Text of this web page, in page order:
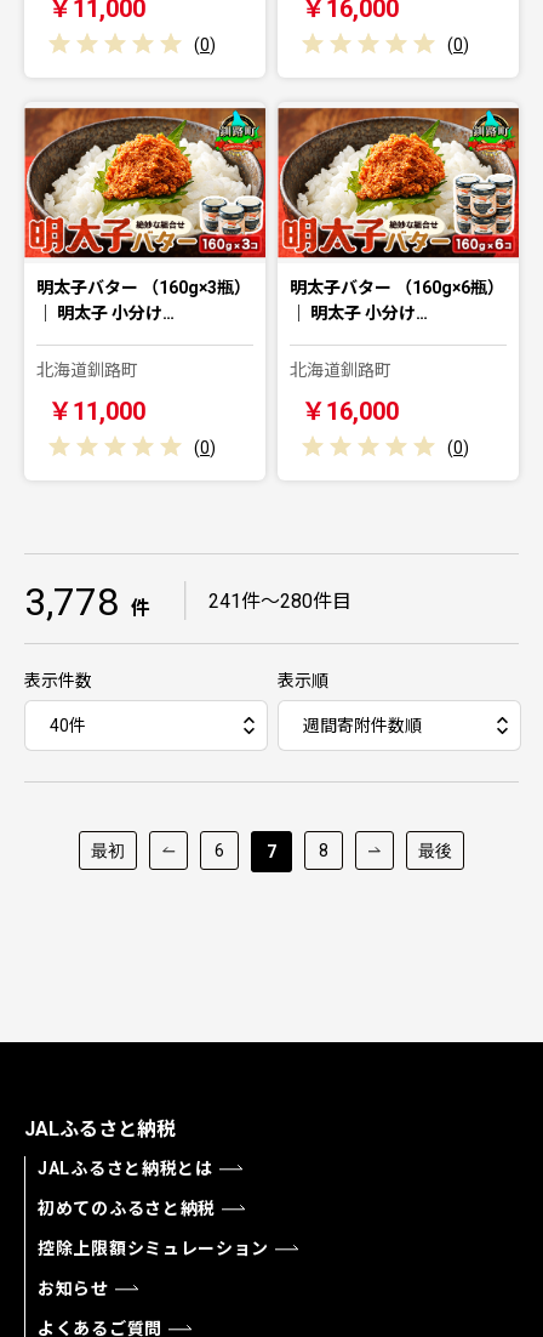
￥11,000
(0)
￥16,000
(0)
明太子バター （160g×3瓶）
｜ 明太子 小分け…
北海道釧路町
￥11,000
(0)
明太子バター （160g×6瓶）
｜ 明太子 小分け…
北海道釧路町
￥16,000
(0)
3,778 件 241件～280件目
表示件数 表示順
最初 6 7 8 最後
JALふるさと納税
JALふるさと納税とは
初めてのふるさと納税
控除上限額シミュレーション
お知らせ
よくあるご質問